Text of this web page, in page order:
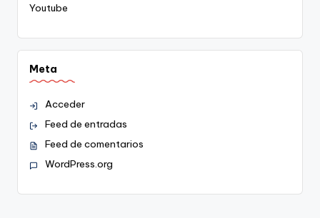
Youtube
Meta
Acceder
Feed de entradas
Feed de comentarios
WordPress.org